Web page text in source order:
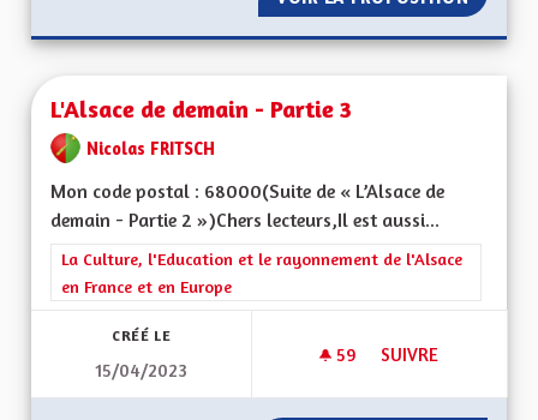
L'Alsace de demain - Partie 3
Nicolas FRITSCH
Mon code postal : 68000(Suite de « L’Alsace de
demain - Partie 2 »)Chers lecteurs,Il est aussi...
Filtrer les résultats de la catégorie : La Culture, l'Education et
La Culture, l'Education et le rayonnement de l'Alsace
en France et en Europe
CRÉÉ LE
15/04/2023
59 59 ABONNÉS
SUIVRE